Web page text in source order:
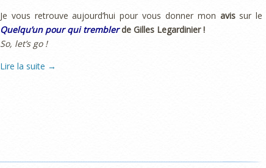
Je vous retrouve aujourd’hui pour vous donner mon avissur le
Quelqu’un pour qui trembler de Gilles Legardinier !
So, let’s go !
Lire la suite →